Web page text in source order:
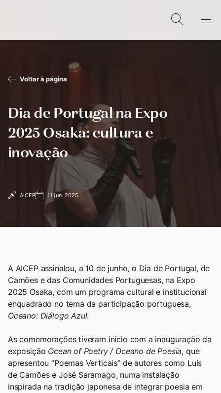
Voltar à página
Dia de Portugal na Expo
2025 Osaka: cultura e
inovação
AICEP 11 jun. 2025
A AICEP assinalou, a 10 de junho, o Dia de Portugal, de
Camões e das Comunidades Portuguesas, na Expo
2025 Osaka, com um programa cultural e institucional
enquadrado no tema da participação portuguesa,
Oceano: Diálogo Azul.
As comemorações tiveram início com a inauguração da
exposição Ocean of Poetry / Oceano de Poesia, que
apresentou “Poemas Verticais” de autores como Luís
de Camões e José Saramago, numa instalação
inspirada na tradição japonesa de integrar poesia em